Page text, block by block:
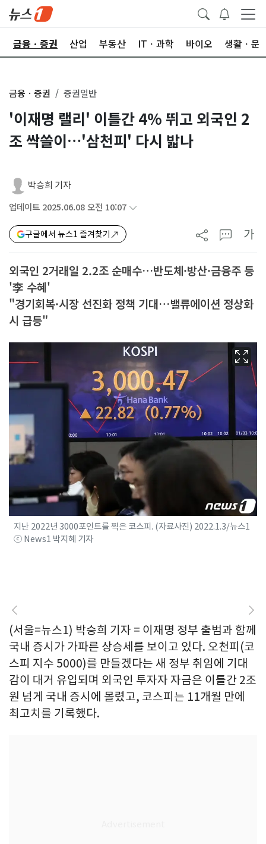
금융ㆍ증권 산업 부동산 ITㆍ과학 바이오 생활ㆍ문
금융ㆍ증권 증권일반
'이재명 랠리' 이틀간 4% 뛰고 외국인 2
조 싹쓸이…'삼천피' 다시 밟나
박승희 기자
업데이트 2025.06.08 오전 10:07
구글에서 뉴스1 즐겨찾기 가
외국인 2거래일 2.2조 순매수…반도체·방산·금융주 등
'李 수혜'
"경기회복·시장 선진화 정책 기대…밸류에이션 정상화
시 급등"
지난 2022년 3000포인트를 찍은 코스피. (자료사진) 2022.1.3/뉴스1
ⓒ News1 박지혜 기자
(서울=뉴스1) 박승희 기자 = 이재명 정부 출범과 함께
국내 증시가 가파른 상승세를 보이고 있다. 오천피(코
스피 지수 5000)를 만들겠다는 새 정부 취임에 기대
감이 대거 유입되며 외국인 투자자 자금은 이틀간 2조
원 넘게 국내 증시에 몰렸고, 코스피는 11개월 만에
최고치를 기록했다.